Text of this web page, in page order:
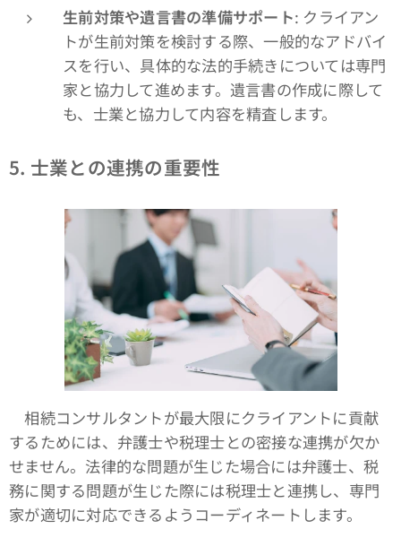
生前対策や遺言書の準備サポート: クライアン
トが生前対策を検討する際、一般的なアドバイ
スを行い、具体的な法的手続きについては専門
家と協力して進めます。遺言書の作成に際して
も、士業と協力して内容を精査します。
5. 士業との連携の重要性
相続コンサルタントが最大限にクライアントに貢献
するためには、弁護士や税理士との密接な連携が欠か
せません。法律的な問題が生じた場合には弁護士、税
務に関する問題が生じた際には税理士と連携し、専門
家が適切に対応できるようコーディネートします。